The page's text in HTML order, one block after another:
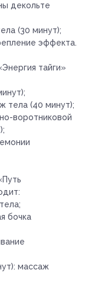
декольте
(30 минут);
эффекта.
тайги»
тела (40 минут);
воротниковой
бочка
массаж